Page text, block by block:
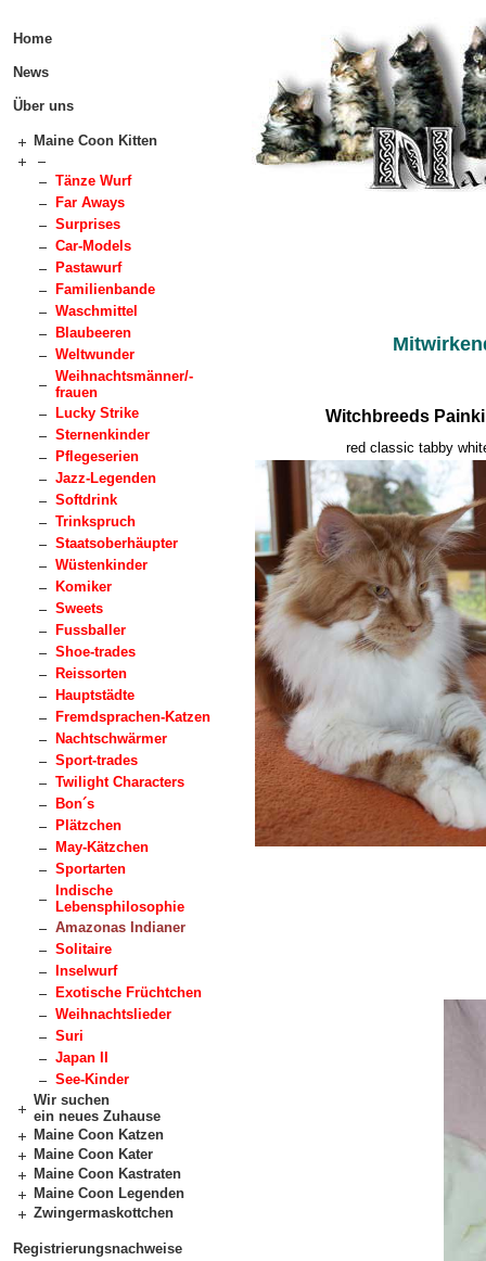
Home
News
Über uns
Maine Coon Kitten
Tänze Wurf
Far Aways
Surprises
Car-Models
Pastawurf
Familienbande
Waschmittel
Blaubeeren
Weltwunder
Weihnachtsmänner/-
frauen
Lucky Strike
Sternenkinder
Pflegeserien
Jazz-Legenden
Softdrink
Trinkspruch
Staatsoberhäupter
Wüstenkinder
Komiker
Sweets
Fussballer
Shoe-trades
Reissorten
Hauptstädte
Fremdsprachen-Katzen
Nachtschwärmer
Sport-trades
Twilight Characters
Bon´s
Plätzchen
May-Kätzchen
Sportarten
Indische
Lebensphilosophie
Amazonas Indianer
Solitaire
Inselwurf
Exotische Früchtchen
Weihnachtslieder
Suri
Japan II
See-Kinder
Wir suchen
ein neues Zuhause
Maine Coon Katzen
Maine Coon Kater
Maine Coon Kastraten
Maine Coon Legenden
Zwingermaskottchen
Registrierungsnachweise
Witchbreeds
red classic tabby